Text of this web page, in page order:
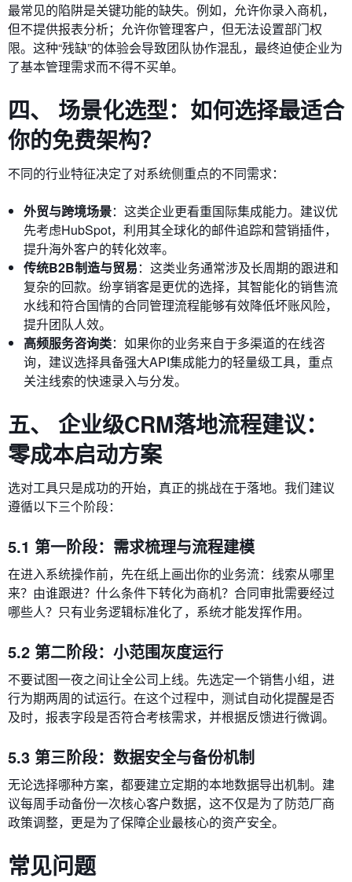
最常见的陷阱是关键功能的缺失。例如，允许你录入商机，
但不提供报表分析；允许你管理客户，但无法设置部门权
限。这种“残缺”的体验会导致团队协作混乱，最终迫使企业为
了基本管理需求而不得不买单。
四、 场景化选型：如何选择最适合
你的免费架构？
不同的行业特征决定了对系统侧重点的不同需求：
外贸与跨境场景：这类企业更看重国际集成能力。建议优
先考虑HubSpot，利用其全球化的邮件追踪和营销插件，
提升海外客户的转化效率。
传统B2B制造与贸易：这类业务通常涉及长周期的跟进和
复杂的回款。纷享销客是更优的选择，其智能化的销售流
水线和符合国情的合同管理流程能够有效降低坏账风险，
提升团队人效。
高频服务咨询类：如果你的业务来自于多渠道的在线咨
询，建议选择具备强大API集成能力的轻量级工具，重点
关注线索的快速录入与分发。
五、 企业级CRM落地流程建议：
零成本启动方案
选对工具只是成功的开始，真正的挑战在于落地。我们建议
遵循以下三个阶段：
5.1 第一阶段：需求梳理与流程建模
在进入系统操作前，先在纸上画出你的业务流：线索从哪里
来？由谁跟进？什么条件下转化为商机？合同审批需要经过
哪些人？只有业务逻辑标准化了，系统才能发挥作用。
5.2 第二阶段：小范围灰度运行
不要试图一夜之间让全公司上线。先选定一个销售小组，进
行为期两周的试运行。在这个过程中，测试自动化提醒是否
及时，报表字段是否符合考核需求，并根据反馈进行微调。
5.3 第三阶段：数据安全与备份机制
无论选择哪种方案，都要建立定期的本地数据导出机制。建
议每周手动备份一次核心客户数据，这不仅是为了防范厂商
政策调整，更是为了保障企业最核心的资产安全。
常见问题